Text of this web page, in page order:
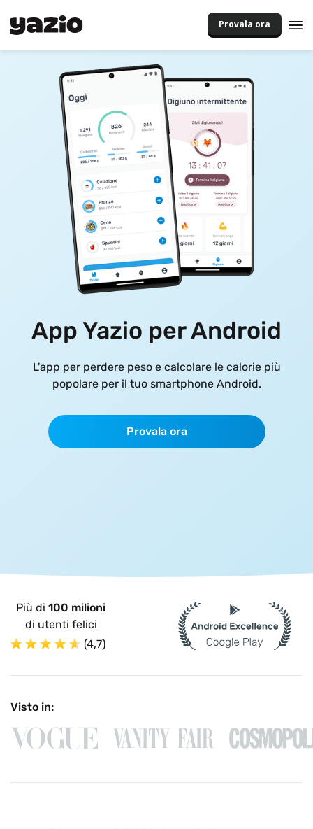
Provala ora
App Yazio per Android
L'app per perdere peso e calcolare le calorie più
popolare per il tuo smartphone Android.
Provala ora
Più di 100 milioni
di utenti felici
(4,7)
Visto in: